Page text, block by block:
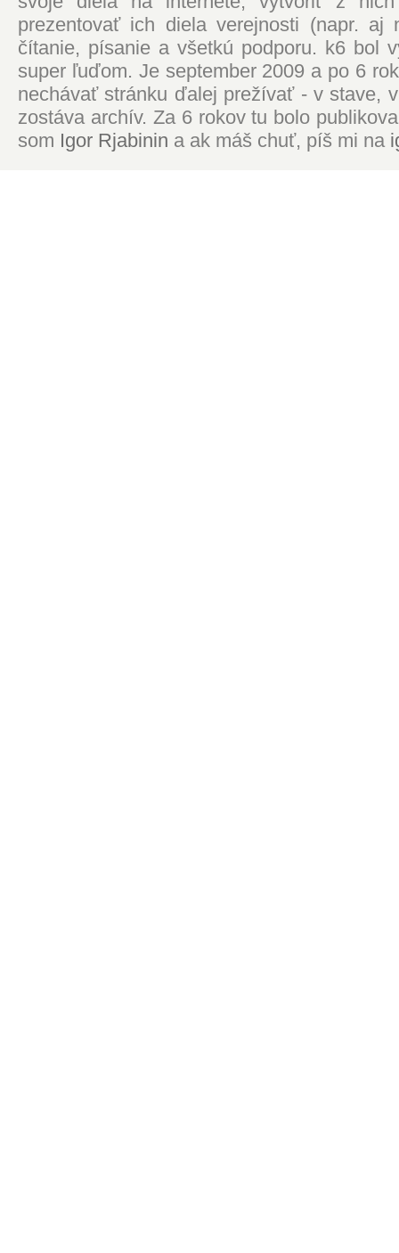
prezentovať ich diela verejnosti (napr. aj
čítanie, písanie a všetkú podporu. k6 bol
super ľuďom. Je september 2009 a po 6
nechávať stránku ďalej prežívať - v stave,
zostáva archív. Za 6 rokov tu bolo
som Igor Rjabinin a ak máš chuť, píš mi na